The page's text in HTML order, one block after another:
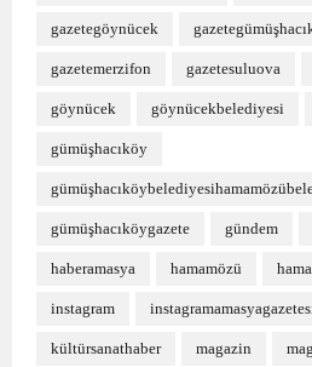
gazetegöynücek
gazetemerzifon gazetesuluova
göynücek göynücekbelediyesi
gümüşhacıköy
gümüşhacıköygazete gündem
haberamasya hamamözü
instagram
kültürsanathaber magazin